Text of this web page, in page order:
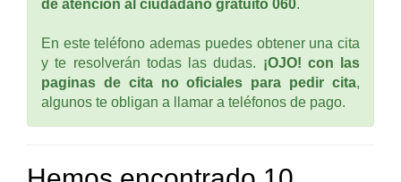
de atención al ciudadano gratuito 060.
En este teléfono ademas puedes obtener una cita
y te resolverán todas las dudas. ¡OJO! con las
paginas de cita no oficiales para pedir cita,
algunos te obligan a llamar a teléfonos de pago.